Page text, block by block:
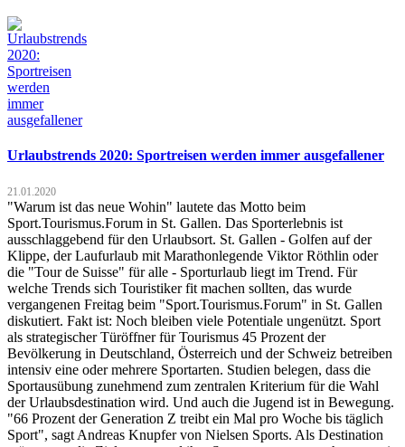
Urlaubstrends 2020: Sportreisen werden immer ausgefallener
21.01.2020
"Warum ist das neue Wohin" lautete das Motto beim
Sport.Tourismus.Forum in St. Gallen. Das Sporterlebnis ist
ausschlaggebend für den Urlaubsort. St. Gallen - Golfen auf der
Klippe, der Laufurlaub mit Marathonlegende Viktor Röthlin oder
die "Tour de Suisse" für alle - Sporturlaub liegt im Trend. Für
welche Trends sich Touristiker fit machen sollten, das wurde
vergangenen Freitag beim "Sport.Tourismus.Forum" in St. Gallen
diskutiert. Fakt ist: Noch bleiben viele Potentiale ungenützt. Sport
als strategischer Türöffner für Tourismus 45 Prozent der
Bevölkerung in Deutschland, Österreich und der Schweiz betreiben
intensiv eine oder mehrere Sportarten. Studien belegen, dass die
Sportausübung zunehmend zum zentralen Kriterium für die Wahl
der Urlaubsdestination wird. Und auch die Jugend ist in Bewegung.
"66 Prozent der Generation Z treibt ein Mal pro Woche bis täglich
Sport", sagt Andreas Knupfer von Nielsen Sports. Als Destination